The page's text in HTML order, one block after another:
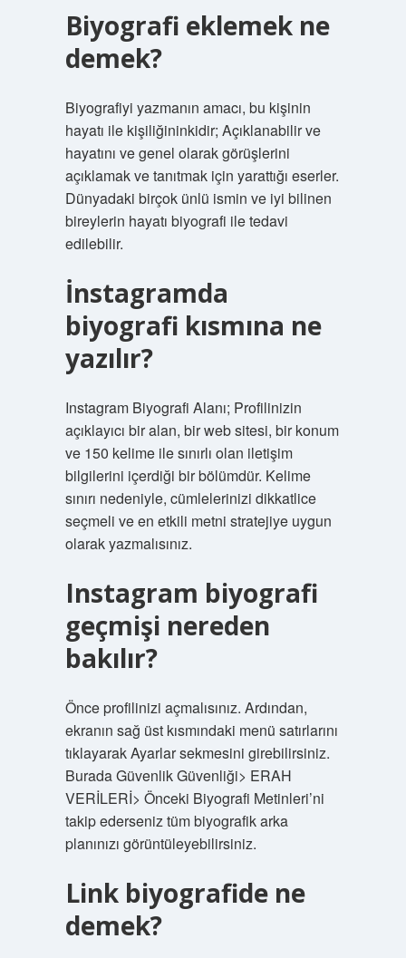
Biyografi eklemek ne
demek?
Biyografiyi yazmanın amacı, bu kişinin
hayatı ile kişiliğininkidir; Açıklanabilir ve
hayatını ve genel olarak görüşlerini
açıklamak ve tanıtmak için yarattığı eserler.
Dünyadaki birçok ünlü ismin ve iyi bilinen
bireylerin hayatı biyografi ile tedavi
edilebilir.
İnstagramda
biyografi kısmına ne
yazılır?
Instagram Biyografi Alanı; Profilinizin
açıklayıcı bir alan, bir web sitesi, bir konum
ve 150 kelime ile sınırlı olan iletişim
bilgilerini içerdiği bir bölümdür. Kelime
sınırı nedeniyle, cümlelerinizi dikkatlice
seçmeli ve en etkili metni stratejiye uygun
olarak yazmalısınız.
Instagram biyografi
geçmişi nereden
bakılır?
Önce profilinizi açmalısınız. Ardından,
ekranın sağ üst kısmındaki menü satırlarını
tıklayarak Ayarlar sekmesini girebilirsiniz.
Burada Güvenlik Güvenliği> ERAH
VERİLERİ> Önceki Biyografi Metinleri’ni
takip ederseniz tüm biyografik arka
planınızı görüntüleyebilirsiniz.
Link biyografide ne
demek?